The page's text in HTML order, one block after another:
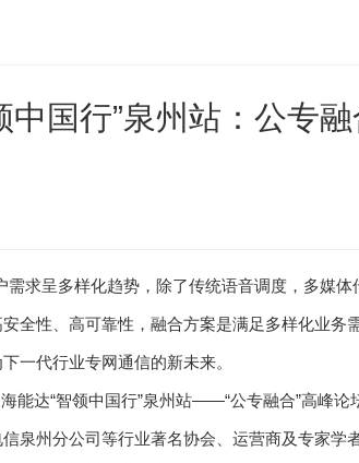
中国行”泉州站：公专
需求呈多样化趋势，除了传统语音调度，多媒
全性、高可靠性，融合方案是满足多样化业务
一代行业专网通信的新未来。
能达“智领中国行”泉州站——“公专融合”高峰
泉州分公司等行业著名协会、运营商及专家学